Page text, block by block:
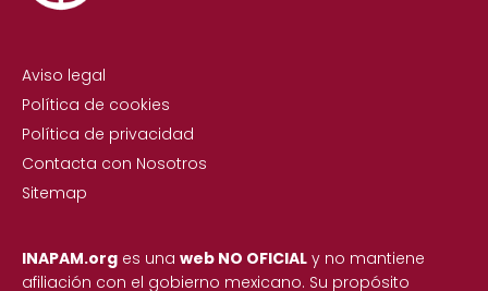
Aviso legal
Política de cookies
Política de privacidad
Contacta con Nosotros
Sitemap
INAPAM.org es una web NO OFICIAL y no mantiene
afiliación con el gobierno mexicano. Su propósito